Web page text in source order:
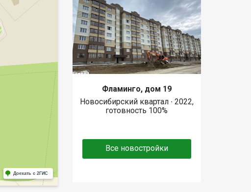
Доехать с 2ГИС
Фламинго, дом 19
Новосибирский квартал ∙ 2022,
готовность 100%
Все новостройки